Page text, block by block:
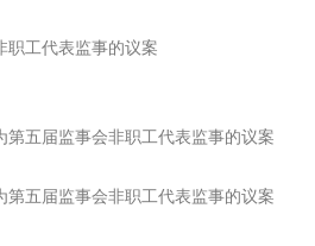
工代表监事的议案
五届监事会非职工代表监事的议案
五届监事会非职工代表监事的议案